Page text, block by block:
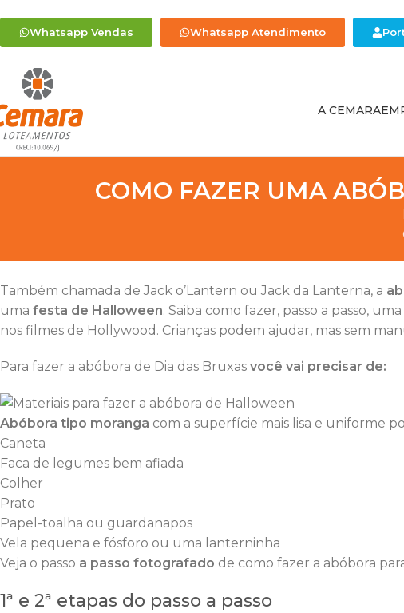
Whatsapp Vendas Whatsapp Atendimento
A CEMARA
COMO FAZER UMA
Também chamada de Jack o’Lantern ou Jack da Lanterna, a
uma festa de Halloween. Saiba como fazer, passo a passo,
nos filmes de Hollywood. Crianças podem ajudar, mas sem
Para fazer a abóbora de Dia das Bruxas você vai precisar de:
Abóbora tipo moranga com a superfície mais lisa e uniforme
Caneta
Faca de legumes bem afiada
Colher
Prato
Papel-toalha ou guardanapos
Vela pequena e fósforo ou uma lanterninha
Veja o passo a passo fotografado de como fazer a abóbora
1ª e 2ª etapas do passo a passo